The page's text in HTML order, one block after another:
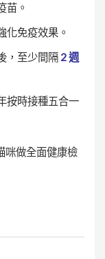
苗。
化免疫效果。
，至少間隔 2 週
按時接種五合一
咪做全面健康檢